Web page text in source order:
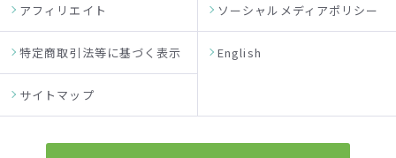
アフィリエイト ソーシャルメディアポリシー
特定商取引法等に基づく表示 English
サイトマップ